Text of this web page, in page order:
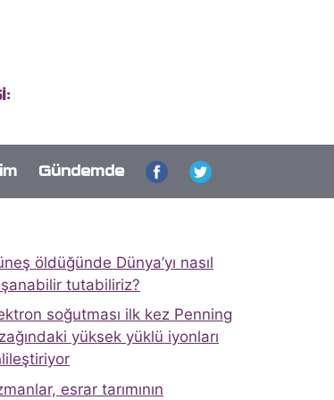
Gündemde
öldüğünde Dünya’yı nasıl
tutabiliriz?
soğutması ilk kez Penning
yüksek yüklü iyonları
esrar tarımının